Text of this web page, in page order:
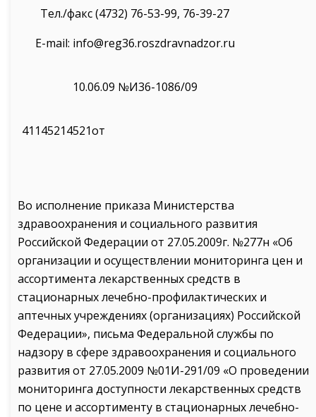
Тел./факс (4732) 76-53-99, 76-39-27
E-mail: info@reg36.roszdravnadzor.ru
10.06.09 №И36-1086/09
41145214521от
Во исполнение приказа Министерства
здравоохранения и социального развития
Российской Федерации от 27.05.2009г. №277н «Об
организации и осуществлении мониторинга цен и
ассортимента лекарственных средств в
стационарных лечебно-профилактических и
аптечных учреждениях (организациях) Российской
Федерации», письма Федеральной службы по
надзору в сфере здравоохранения и социального
развития от 27.05.2009 №01И-291/09 «О проведении
мониторинга доступности лекарственных средств
по цене и ассортименту в стационарных лечебно-